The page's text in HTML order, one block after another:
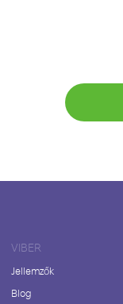
VIBER
Jellemzők
Blog